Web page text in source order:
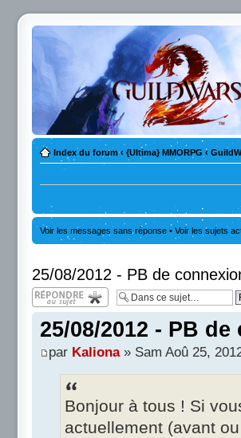
Index du forum ‹ {Ultima} MMORPG ‹
Voir les messages sans réponse • Voir les sujets
25/08/2012 - PB de
Répondre
25/08/2012 - PB
par Kaliona» Sam Aoû 25,
Bonjour à tous ! Si
actuellement (avant